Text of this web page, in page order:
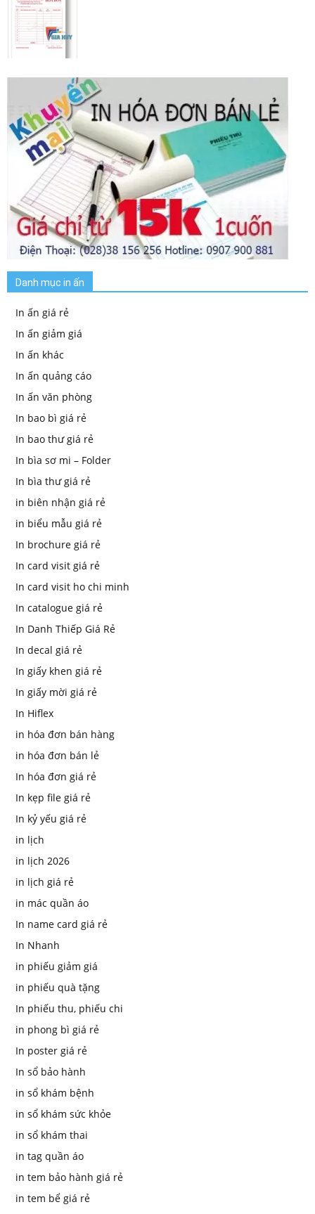
Danh mục in ấn
In ấn giá rẻ
In ấn giảm giá
In ấn khác
In ấn quảng cáo
In ấn văn phòng
In bao bì giá rẻ
In bao thư giá rẻ
In bìa sơ mi – Folder
In bìa thư giá rẻ
in biên nhận giá rẻ
in biểu mẫu giá rẻ
In brochure giá rẻ
In card visit giá rẻ
In card visit ho chi minh
In catalogue giá rẻ
In Danh Thiếp Giá Rẻ
In decal giá rẻ
In giấy khen giá rẻ
In giấy mời giá rẻ
In Hiflex
in hóa đơn bán hàng
in hóa đơn bán lẻ
In hóa đơn giá rẻ
In kẹp file giá rẻ
In kỷ yếu giá rẻ
in lịch
in lịch 2026
in lịch giá rẻ
in mác quần áo
In name card giá rẻ
In Nhanh
in phiếu giảm giá
in phiếu quà tặng
In phiếu thu, phiếu chi
in phong bì giá rẻ
In poster giá rẻ
In sổ bảo hành
in sổ khám bệnh
in sổ khám sức khỏe
in sổ khám thai
in tag quần áo
in tem bảo hành giá rẻ
in tem bể giá rẻ